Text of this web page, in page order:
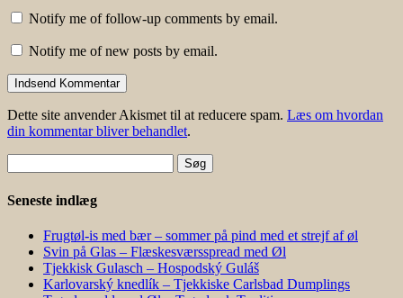
Notify me of follow-up comments by email.
Notify me of new posts by email.
Dette site anvender Akismet til at reducere spam. Læs om hvordan
din kommentar bliver behandlet.
efter:
Seneste indlæg
Frugtøl-is med bær – sommer på pind med et strejf af øl
Svin på Glas – Flæskesværsspread med Øl
Tjekkisk Gulasch – Hospodský Guláš
Karlovarský knedlík – Tjekkiske Carlsbad Dumplings